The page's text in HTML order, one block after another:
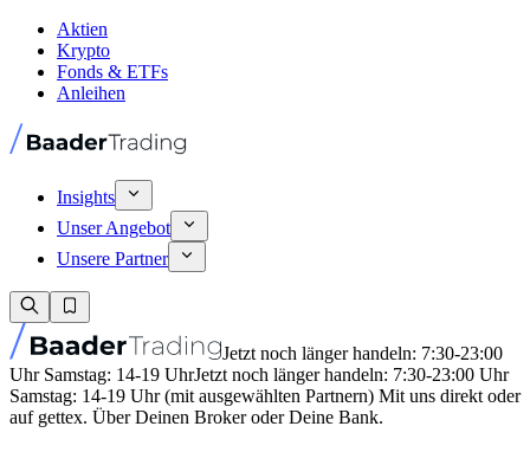
Aktien
Krypto
Fonds & ETFs
Anleihen
Insights
Unser Angebot
Unsere Partner
Jetzt noch länger handeln: 7:30-23:00
Uhr Samstag: 14-19 UhrJetzt noch länger handeln: 7:30-23:00 Uhr
Samstag: 14-19 Uhr (mit ausgewählten Partnern) Mit uns direkt oder
auf gettex. Über Deinen Broker oder Deine Bank.